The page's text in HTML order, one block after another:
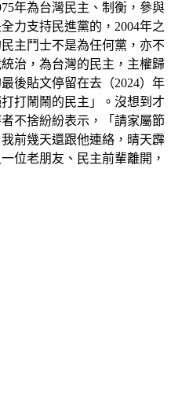
年為台灣民主、制衡，參與
力支持民進黨的，2004年之
主鬥士不是為任何黨，亦不
治，為台灣的民主，主權歸
後貼文停留在去（2024）年
打鬧鬧的民主」。沒想到才
不捨紛紛表示，「請家屬節
前幾天還跟他連絡，晴天霹
位老朋友、民主前輩離開，